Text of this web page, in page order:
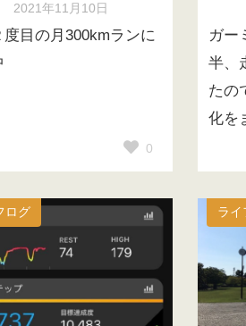
2021年11月10日
度目の月300kmランに
0
ガー
半、
たの
化を
ログ ライ